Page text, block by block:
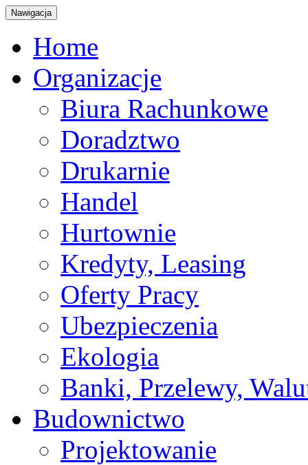
Nawigacja
Home
Organizacje
Biura Rachunkowe
Doradztwo
Drukarnie
Handel
Hurtownie
Kredyty, Leasing
Oferty Pracy
Ubezpieczenia
Ekologia
Banki, Przelewy,
Budownictwo
Projektowanie